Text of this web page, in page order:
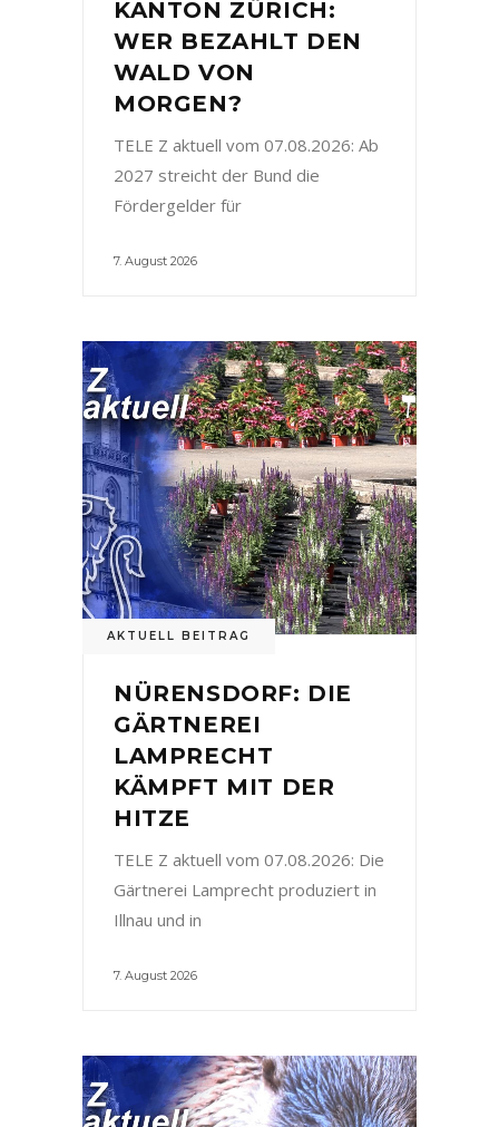
KANTON ZÜRICH:
WER BEZAHLT DEN
WALD VON
MORGEN?
TELE Z aktuell vom 07.08.2026: Ab
2027 streicht der Bund die
Fördergelder für
7. August 2026
AKTUELL BEITRAG
NÜRENSDORF: DIE
GÄRTNEREI
LAMPRECHT
KÄMPFT MIT DER
HITZE
TELE Z aktuell vom 07.08.2026: Die
Gärtnerei Lamprecht produziert in
Illnau und in
7. August 2026